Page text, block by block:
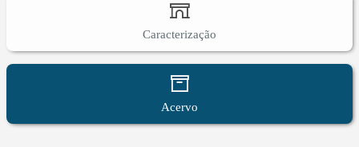
Caracterização
Acervo